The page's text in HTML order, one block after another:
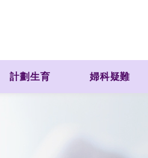
計劃生育 婦科疑難